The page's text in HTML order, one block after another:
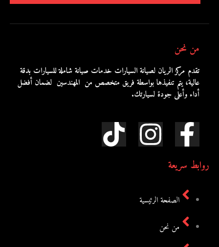
من نحن
تقدم مركز الريان لصيانة السيارات خدمات صيانة شاملة للسيارات بدقة
عالية، يتم تنفيذها بواسطة فريق متخصص من المهندسين لضمان أفضل
أداء وأعلى جودة لسيارتك.
روابط سريعة
الصفحة الرئيسية
من نحن